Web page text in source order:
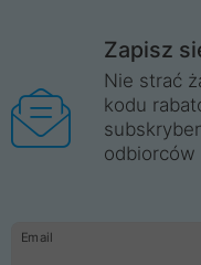
Zapisz
Nie strać
kodu
odbiorców
Email